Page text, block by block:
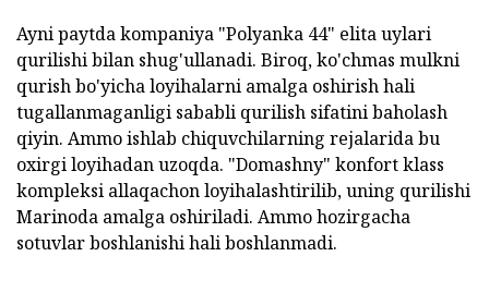
Ayni paytda kompaniya "Polyanka 44" elita uylari
qurilishi bilan shug'ullanadi. Biroq, ko'chmas mulkni
qurish bo'yicha loyihalarni amalga oshirish hali
tugallanmaganligi sababli qurilish sifatini baholash
qiyin. Ammo ishlab chiquvchilarning rejalarida bu
oxirgi loyihadan uzoqda. "Domashny" konfort klass
kompleksi allaqachon loyihalashtirilib, uning qurilishi
Marinoda amalga oshiriladi. Ammo hozirgacha
sotuvlar boshlanishi hali boshlanmadi.